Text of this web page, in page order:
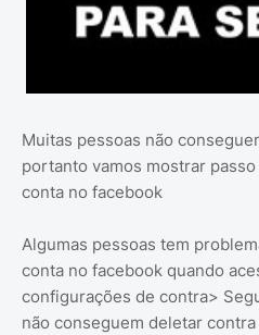
Muitas pessoas não
portanto vamos mostrar
conta no facebook
Algumas pessoas tem
conta no facebook quando
configurações de contra>
não conseguem deletar